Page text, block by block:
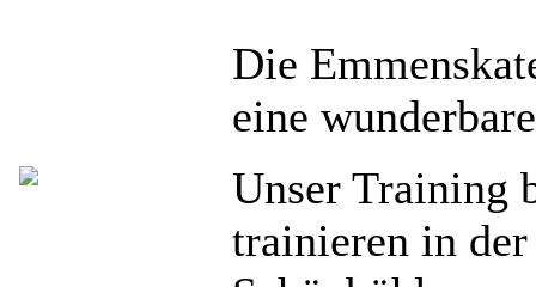
Die
eine
Unser Training
trainieren in